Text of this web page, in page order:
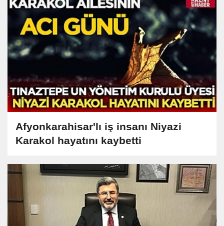
Afyonkarahisar'lı iş insanı Niyazi
Karakol hayatını kaybetti